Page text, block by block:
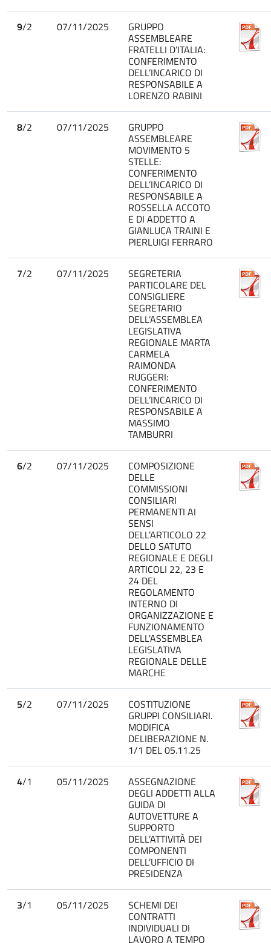
9/2 07/11/2025 GRUPPO
ASSEMBLEARE
FRATELLI D’ITALIA:
CONFERIMENTO
DELL’INCARICO DI
RESPONSABILE A
LORENZO RABINI
8/2 07/11/2025 GRUPPO
ASSEMBLEARE
MOVIMENTO 5
STELLE:
CONFERIMENTO
DELL’INCARICO DI
RESPONSABILE A
ROSSELLA ACCOTO
E DI ADDETTO A
GIANLUCA TRAINI E
PIERLUIGI FERRARO
7/2 07/11/2025 SEGRETERIA
PARTICOLARE DEL
CONSIGLIERE
SEGRETARIO
DELL’ASSEMBLEA
LEGISLATIVA
REGIONALE MARTA
CARMELA
RAIMONDA
RUGGERI:
CONFERIMENTO
DELL’INCARICO DI
RESPONSABILE A
MASSIMO
TAMBURRI
6/2 07/11/2025 COMPOSIZIONE
DELLE
COMMISSIONI
CONSILIARI
PERMANENTI AI
SENSI
DELL’ARTICOLO 22
DELLO SATUTO
REGIONALE E DEGLI
ARTICOLI 22, 23 E
24 DEL
REGOLAMENTO
INTERNO DI
ORGANIZZAZIONE E
FUNZIONAMENTO
DELL'ASSEMBLEA
LEGISLATIVA
REGIONALE DELLE
MARCHE
5/2 07/11/2025 COSTITUZIONE
GRUPPI CONSILIARI.
MODIFICA
DELIBERAZIONE N.
1/1 DEL 05.11.25
4/1 05/11/2025 ASSEGNAZIONE
DEGLI ADDETTI ALLA
GUIDA DI
AUTOVETTURE A
SUPPORTO
DELL’ATTIVITÀ DEI
COMPONENTI
DELL’UFFICIO DI
PRESIDENZA
3/1 05/11/2025 SCHEMI DEI
CONTRATTI
INDIVIDUALI DI
LAVORO A TEMPO